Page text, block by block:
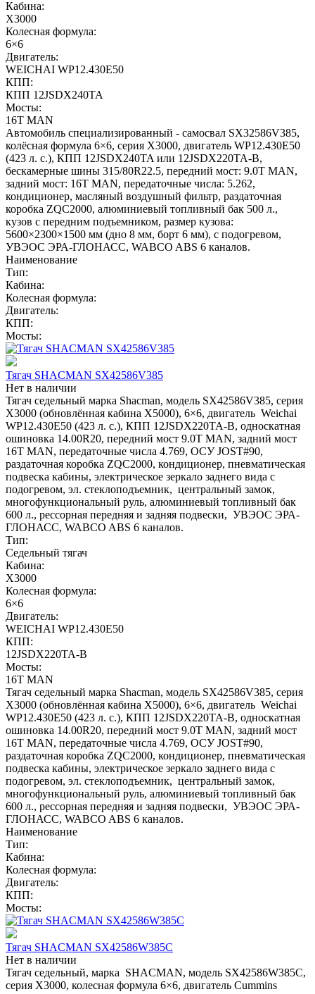
Кабина:
X3000
Колесная формула:
6×6
Двигатель:
WEICHAI WP12.430E50
КПП:
КПП 12JSDX240TA
Мосты:
16T MAN
Автомобиль специализированный - самосвал SX32586V385,
колёсная формула 6×6, серия X3000, двигатель WP12.430E50
(423 л. с.), КПП 12JSDX240TA или 12JSDX220TA-B,
бескамерные шины 315/80R22.5, передний мост: 9.0T MAN,
задний мост: 16T MAN, передаточные числа: 5.262,
кондиционер, масляный воздушный фильтр, раздаточная
коробка ZQC2000, алюминиевый топливный бак 500 л.,
кузов с передним подъемником, размер кузова:
5600×2300×1500 мм (дно 8 мм, борт 6 мм), с подогревом,
УВЭОС ЭРА-ГЛОНАСС, WABCO ABS 6 каналов.
Наименование
Тип:
Кабина:
Колесная формула:
Двигатель:
КПП:
Мосты:
Тягач SHACMAN SX42586V385
Нет в наличии
Тягач седельный марка Shacman, модель SX42586V385, серия
Х3000 (обновлённая кабина X5000), 6×6, двигатель Weichai
WP12.430E50 (423 л. с.), КПП 12JSDX220TA-B, односкатная
ошиновка 14.00R20, передний мост 9.0T MAN, задний мост
16T MAN, передаточные числа 4.769, ОСУ JOST#90,
раздаточная коробка ZQC2000, кондиционер, пневматическая
подвеска кабины, электрическое зеркало заднего вида с
подогревом, эл. стеклоподъемник, центральный замок,
многофункциональный руль, алюминиевый топливный бак
600 л., рессорная передняя и задняя подвески, УВЭОС ЭРА-
ГЛОНАСС, WABCO ABS 6 каналов.
Тип:
Седельный тягач
Кабина:
X3000
Колесная формула:
6×6
Двигатель:
WEICHAI WP12.430E50
КПП:
12JSDX220TA-B
Мосты:
16T MAN
Тягач седельный марка Shacman, модель SX42586V385, серия
Х3000 (обновлённая кабина X5000), 6×6, двигатель Weichai
WP12.430E50 (423 л. с.), КПП 12JSDX220TA-B, односкатная
ошиновка 14.00R20, передний мост 9.0T MAN, задний мост
16T MAN, передаточные числа 4.769, ОСУ JOST#90,
раздаточная коробка ZQC2000, кондиционер, пневматическая
подвеска кабины, электрическое зеркало заднего вида с
подогревом, эл. стеклоподъемник, центральный замок,
многофункциональный руль, алюминиевый топливный бак
600 л., рессорная передняя и задняя подвески, УВЭОС ЭРА-
ГЛОНАСС, WABCO ABS 6 каналов.
Наименование
Тип:
Кабина:
Колесная формула:
Двигатель:
КПП:
Мосты:
Тягач SHACMAN SX42586W385C
Нет в наличии
Тягач седельный, марка SHACMAN, модель SX42586W385C,
серия Х3000, колесная формула 6×6, двигатель Cummins